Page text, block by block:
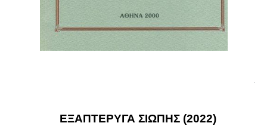
.
ΕΞΑΠΤΕΡΥΓΑ ΣΙΩΠΗΣ (2022)